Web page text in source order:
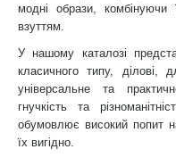
модні образи,
взуттям.
У нашому каталозі
класичного типу,
універсальне та
гнучкість та
обумовлює високий попит
їх вигідно.